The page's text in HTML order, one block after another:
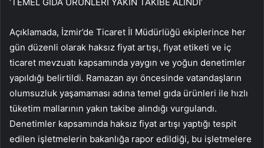
Açıklamada, İzmir’de Ticaret İl Müdürlüğü ekiplerince her
gün düzenli olarak haksız fiyat artışı, fiyat etiketi ve iç
ticaret mevzuatı kapsamında yaygın ve yoğun denetimler
yapıldığı belirtildi. Ramazan ayı öncesinde vatandaşların
olumsuzluk yaşamaması adına temel gıda ürünleri ile hızlı
tüketim mallarının yakın takibe alındığı vurgulandı.
Denetimler kapsamında haksız fiyat artışı yaptığı tespit
edilen işletmelerin bakanlığa rapor edildiği, bu işletmelere